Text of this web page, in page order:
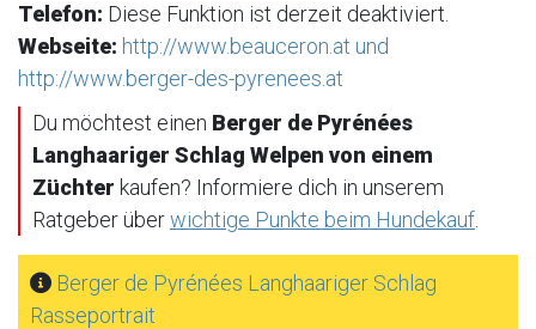
Telefon: Diese Funktion ist derzeit deaktiviert.
Webseite: http://www.beauceron.at und
http://www.berger-des-pyrenees.at
Du möchtest einen Berger de Pyrénées
Langhaariger Schlag Welpen von einem
Züchter kaufen? Informiere dich in unserem
Ratgeber überwichtige Punkte beim Hundekauf
Berger de Pyrénées Langhaariger Schlag
Rasseportrait